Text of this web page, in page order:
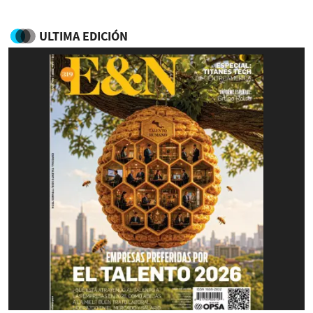
ULTIMA EDICIÓN